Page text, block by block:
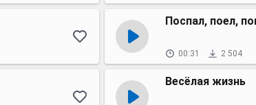
Поспал, поел,
00:31 2 504
Весёлая жизнь